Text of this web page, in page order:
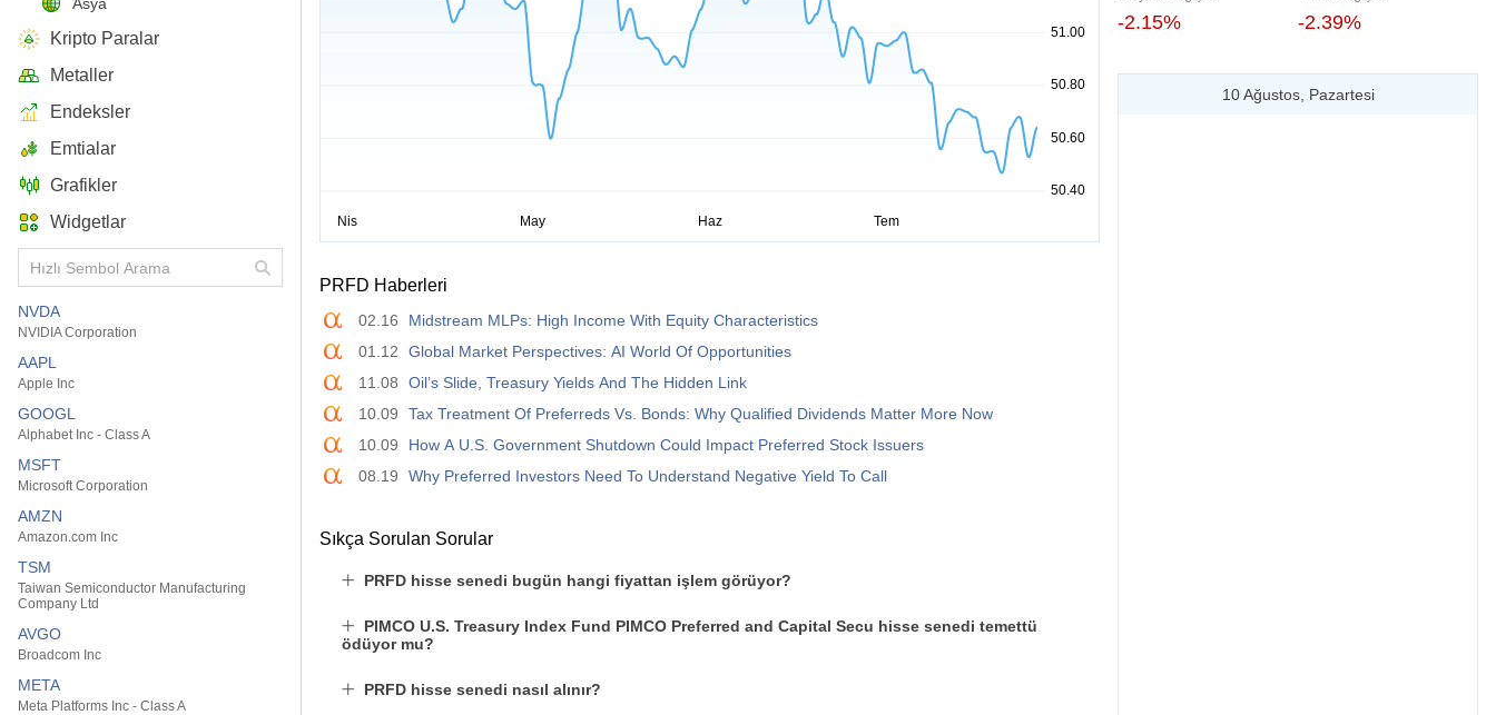
Kripto Paralar
Metaller
Endeksler
Emtialar
Grafikler
Widgetlar
NVDA
NVIDIA Corporation
AAPL
Apple Inc
GOOGL
Alphabet Inc - Class A
MSFT
Microsoft Corporation
AMZN
Amazon.com Inc
TSM
Taiwan Semiconductor Manufacturing
Company Ltd
AVGO
Broadcom Inc
META
Meta Platforms Inc - Class A
PRFD Haberleri
02.16
Midstream MLPs: High Income With Equity Characteristics
01.12
Global Market Perspectives: AI World Of Opportunities
11.08
Oil’s Slide, Treasury Yields And The Hidden Link
10.09
Tax Treatment Of Preferreds Vs. Bonds: Why Qualified Dividends Matter More Now
10.09
How A U.S. Government Shutdown Could Impact Preferred Stock Issuers
08.19
Why Preferred Investors Need To Understand Negative Yield To Call
Sıkça Sorulan Sorular
PRFD hisse senedi bugün hangi fiyattan işlem görüyor?
PIMCO U.S. Treasury Index Fund PIMCO Preferred and Capital Secu hisse senedi temettü
ödüyor mu?
PRFD hisse senedi nasıl alınır?
-2.15% -2.39%
10 Ağustos, Pazartesi